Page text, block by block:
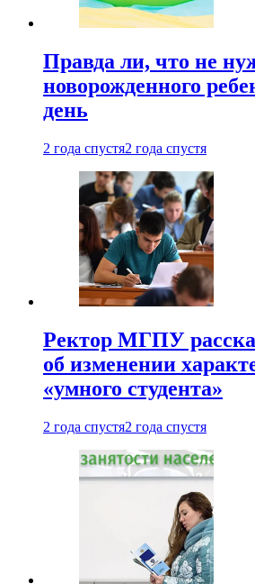
Правда ли, что не
новорожденного
день
2 года спустя2 года спустя
Ректор МГПУ
об изменении
«умного студента»
2 года спустя2 года спустя